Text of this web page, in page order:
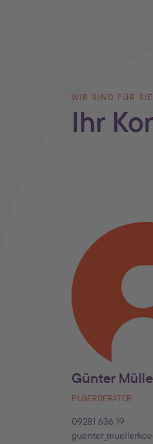
WIR SIND FÜR
Ihr
Günter
PILGERBERATER
09281 636 19